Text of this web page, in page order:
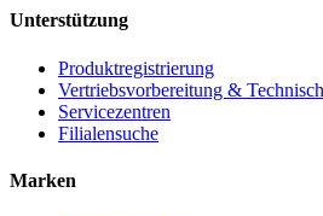
Unterstützung
Produktregistrierung
Vertriebsvorbereitung &
Servicezentren
Filialensuche
Marken